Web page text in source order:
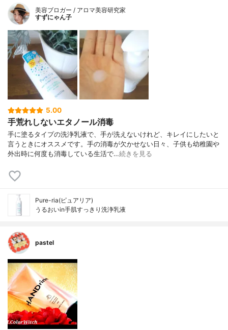
美容ブロガー / アロマ美容研究家
すずにゃん子
5.00
手荒れしないエタノール消毒
手に塗るタイプの洗浄乳液で、手が洗えないけれど、キレイにしたいと
言うときにオススメです。手の消毒が欠かせない日々、子供も幼稚園や
外出時に何度も消毒している生活で…続きを見る
Pure-ria(ピュアリア)
うるおいin手肌すっきり洗浄乳液
pastel